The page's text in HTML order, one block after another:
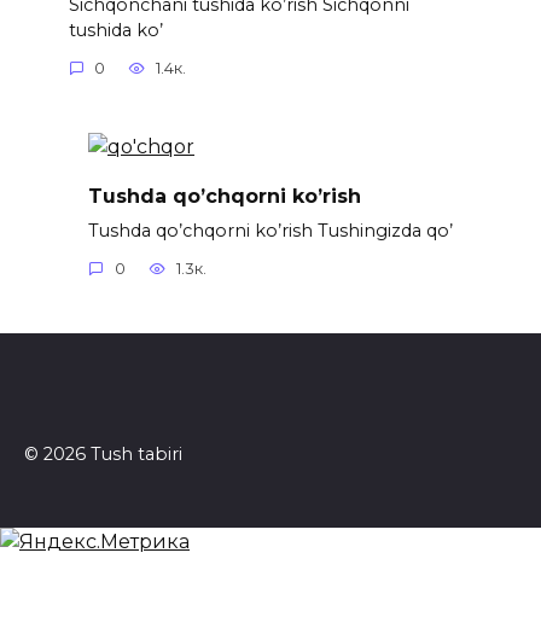
Sichqonchani tushida ko’rish Sichqonni
tushida ko’
0 1.4к.
Tushda qo’chqorni ko’rish
Tushda qo’chqorni ko’rish Tushingizda qo’
0 1.3к.
© 2026 Tush tabiri